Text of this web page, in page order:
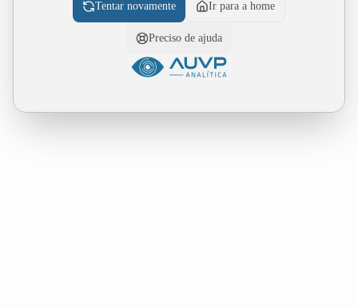
Tentar novamente Ir para a home
Preciso de ajuda